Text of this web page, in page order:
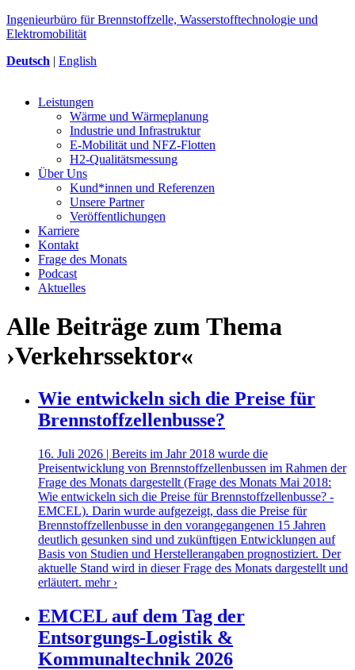
Ingenieurbüro für Brennstoffzelle, Wasserstofftechnologie und
Elektromobilität
Deutsch | English
Leistungen
Wärme und Wärmeplanung
Industrie und Infrastruktur
E-Mobilität und NFZ-Flotten
H2-Qualitätsmessung
Über Uns
Kund*innen und Referenzen
Unsere Partner
Veröffentlichungen
Karriere
Kontakt
Frage des Monats
Podcast
Aktuelles
Alle Beiträge zum Thema
›Verkehrssektor«
Wie entwickeln sich die Preise für
Brennstoffzellenbusse?
16. Juli 2026 | Bereits im Jahr 2018 wurde die
Preisentwicklung von Brennstoffzellenbussen im Rahmen der
Frage des Monats dargestellt (Frage des Monats Mai 2018:
Wie entwickeln sich die Preise für Brennstoffzellenbusse? -
EMCEL). Darin wurde aufgezeigt, dass die Preise für
Brennstoffzellenbusse in den vorangegangenen 15 Jahren
deutlich gesunken sind und zukünftigen Entwicklungen auf
Basis von Studien und Herstellerangaben prognostiziert. Der
aktuelle Stand wird in dieser Frage des Monats dargestellt und
erläutert. mehr ›
EMCEL auf dem Tag der
Entsorgungs-Logistik &
Kommunaltechnik 2026